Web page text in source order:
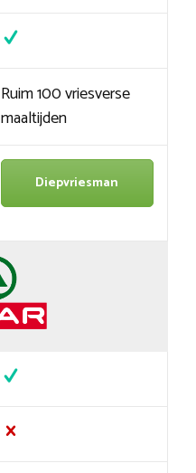
Ruim 100 vriesverse
maaltijden
Diepvriesman